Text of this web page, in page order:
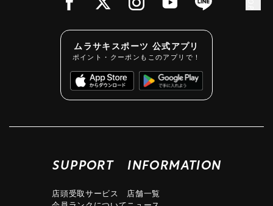
ムラサキスポーツ 公式アプリ
ポイント・クーポンもこのアプリで！
SUPPORT
店頭受取サービス
INFORMATION
店舗一覧